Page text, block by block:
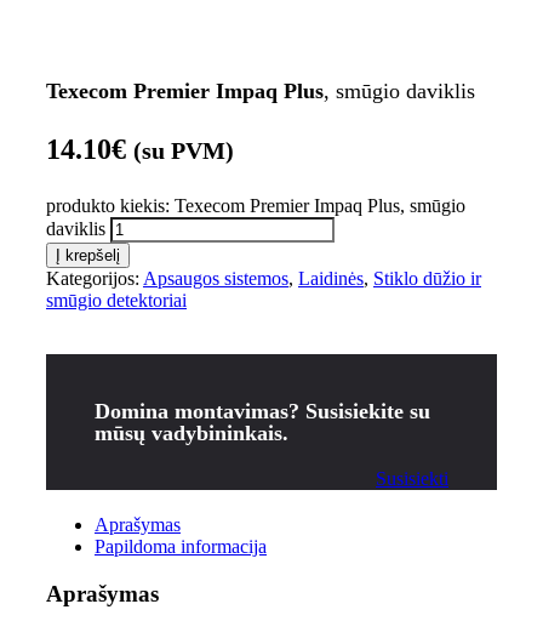
Texecom Premier Impaq Plus, smūgio daviklis
14.10€ (su PVM)
produkto kiekis: Texecom Premier Impaq Plus, smūgio
daviklis
Į krepšelį
Kategorijos: Apsaugos sistemos, Laidinės, Stiklo dūžio ir
smūgio detektoriai
Domina montavimas? Susisiekite su
mūsų vadybininkais.
Susisiekti
Aprašymas
Papildoma informacija
Aprašymas